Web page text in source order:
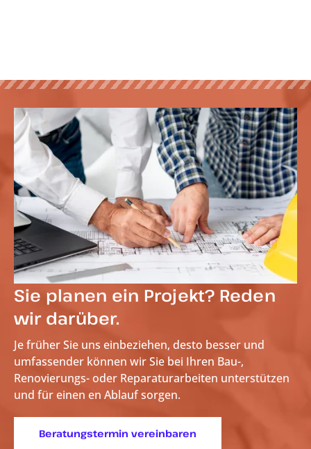
Sie planen ein Projekt? Reden
wir darüber.
Je früher Sie uns einbeziehen, desto besser und
umfassender können wir Sie bei Ihren Bau-,
Renovierungs- oder Reparaturarbeiten unterstützen
und für einen en Ablauf sorgen.
Beratungstermin vereinbaren